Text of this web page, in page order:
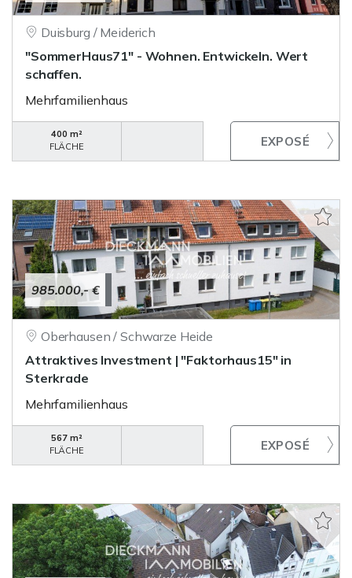
Duisburg / Meiderich
"SommerHaus71" - Wohnen. Entwickeln. Wert
schaffen.
Mehrfamilienhaus
400 m²
FLÄCHE
985.000,- €
Oberhausen / Schwarze Heide
Attraktives Investment | "Faktorhaus15" in
Sterkrade
Mehrfamilienhaus
567 m²
FLÄCHE